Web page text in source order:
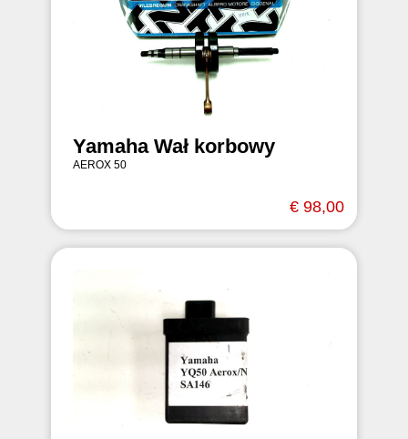
Yamaha Wał korbowy
AEROX 50
€ 98,00